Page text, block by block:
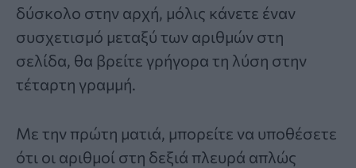
δύσκολο στην αρχή, μόλις κάνετε έναν
συσχετισμό μεταξύ των αριθμών στη
σελίδα, θα βρείτε γρήγορα τη λύση στην
τέταρτη γραμμή.
Με την πρώτη ματιά, μπορείτε να υποθέσετε
ότι οι αριθμοί στη δεξιά πλευρά απλώς